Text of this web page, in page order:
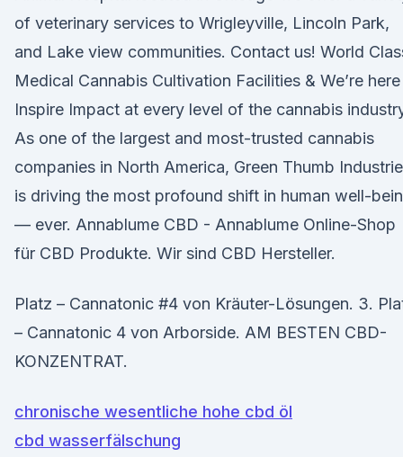
of veterinary services to Wrigleyville, Lincoln Park,
and Lake view communities. Contact us! World
Medical Cannabis Cultivation Facilities & We’re
Inspire Impact at every level of the cannabis
As one of the largest and most-trusted cannabis
companies in North America, Green Thumb
is driving the most profound shift in human well-
— ever. Annablume CBD - Annablume Online-Shop
für CBD Produkte. Wir sind CBD Hersteller.
Platz – Cannatonic #4 von Kräuter-Lösungen. 3.
– Cannatonic 4 von Arborside. AM BESTEN CBD-
KONZENTRAT.
chronische wesentliche hohe cbd öl
cbd wasserfälschung